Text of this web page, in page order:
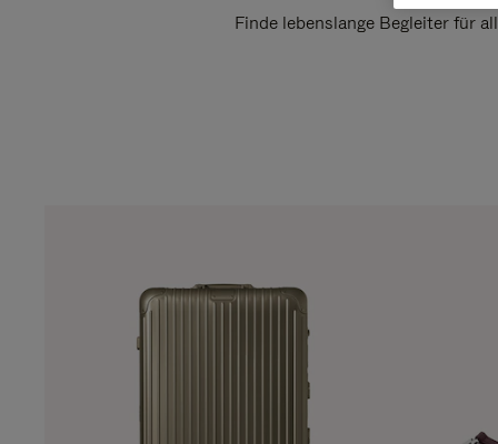
Finde lebenslange Begleiter für